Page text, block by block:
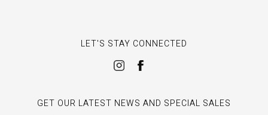
LET'S STAY CONNECTED
GET OUR LATEST NEWS AND SPECIAL SALES